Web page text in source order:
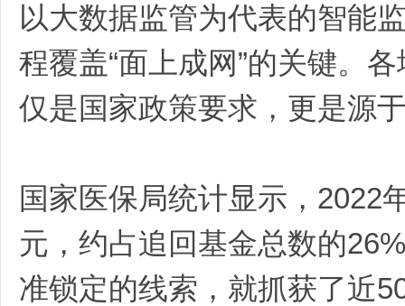
以大数据监管为代表的智能
程覆盖“面上成网”的关键。
仅是国家政策要求，更是源
国家医保局统计显示，2022
元，约占追回基金总数的
准锁定的线索，就抓获了近